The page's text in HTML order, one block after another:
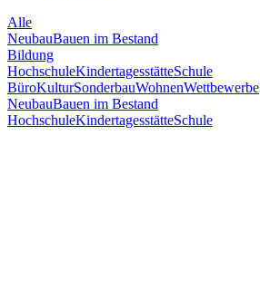
Alle
NeubauBauen im Bestand
Bildung
HochschuleKindertagesstätteSchule
BüroKulturSonderbauWohnenWettbewerbe
NeubauBauen im Bestand
HochschuleKindertagesstätteSchule